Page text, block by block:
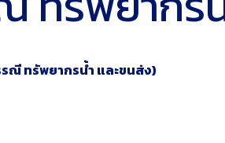
ณี ทรัพยากรน้ำ และขนส่ง)